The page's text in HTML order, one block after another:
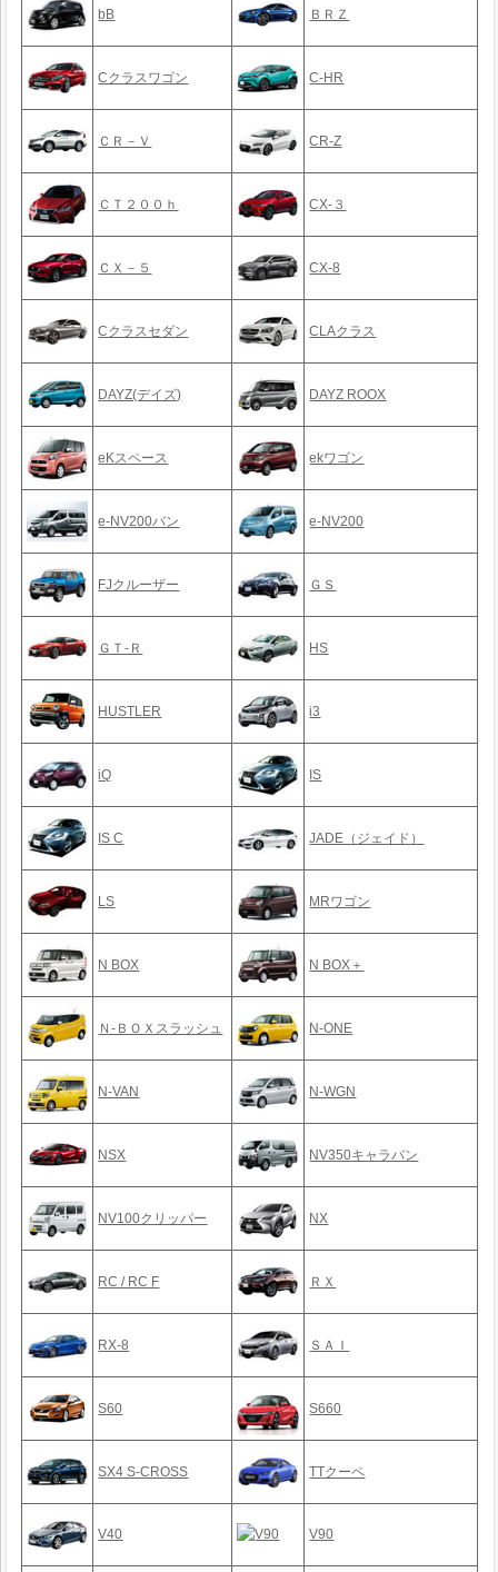
bB ＢＲＺ
Cクラスワゴン C-HR
ＣＲ－Ｖ CR-Z
ＣＴ２００ｈ CX-３
ＣＸ－５ CX-8
Cクラスセダン CLAクラス
DAYZ(デイズ) DAYZ ROOX
eKスペース ekワゴン
e-NV200バン e-NV200
FJクルーザー ＧＳ
ＧＴ-Ｒ HS
HUSTLER i3
iQ IS
IS C JADE（ジェイド）
LS MRワゴン
N BOX N BOX＋
Ｎ-ＢＯＸスラッシュ N-ONE
N-VAN N-WGN
NSX NV350キャラバン
NV100クリッパー NX
RC / RC F ＲＸ
RX-8 ＳＡＩ
S60 S660
SX4 S-CROSS TTクーペ
V40 V90